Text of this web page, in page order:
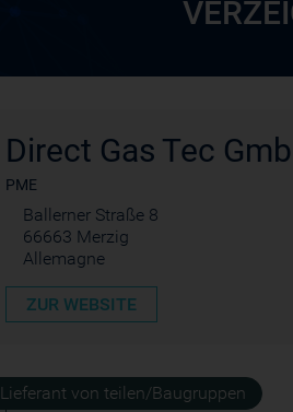
Direct Gas Tec
PME
Ballerner Straße 8
66663 Merzig
Allemagne
ZUR WEBSITE
Lieferant von teilen/Baugruppen